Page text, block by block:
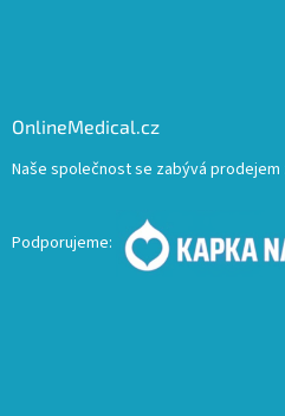
OnlineMedical.cz
Naše společnost se zabývá
Podporujeme: